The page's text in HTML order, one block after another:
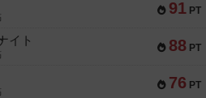
91 PT
88 PT
イト
76 PT